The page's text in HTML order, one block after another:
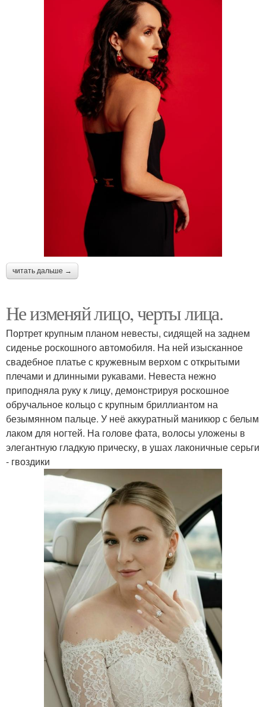
читать дальше →
Не изменяй лицо, черты лица.
Портрет крупным планом невесты, сидящей на заднем
сиденье роскошного автомобиля. На ней изысканное
свадебное платье с кружевным верхом с открытыми
плечами и длинными рукавами. Невеста нежно
приподняла руку к лицу, демонстрируя роскошное
обручальное кольцо с крупным бриллиантом на
безымянном пальце. У неё аккуратный маникюр с белым
лаком для ногтей. На голове фата, волосы уложены в
элегантную гладкую прическу, в ушах лаконичные серьги
- гвоздики